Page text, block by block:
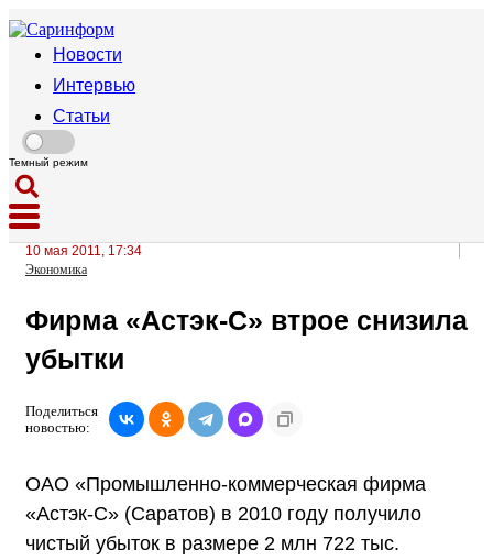
Новости
Интервью
Статьи
Темный режим
10 мая 2011, 17:34
Экономика
Фирма «Астэк-С» втрое снизила
убытки
Поделиться
новостью:
ОАО «Промышленно-коммерческая фирма
«Астэк-С» (Саратов) в 2010 году получило
чистый убыток в размере 2 млн 722 тыс.